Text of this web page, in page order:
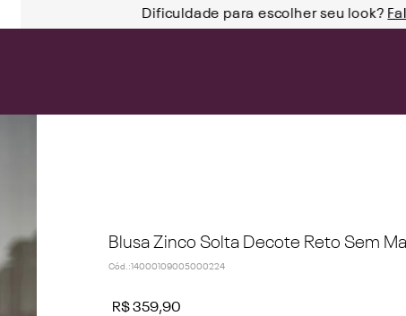
Dificuldade para escolher seu look?
Blusa Zinco Solta Decote Reto Sem
Cód. :14000109005000224
R$359,90